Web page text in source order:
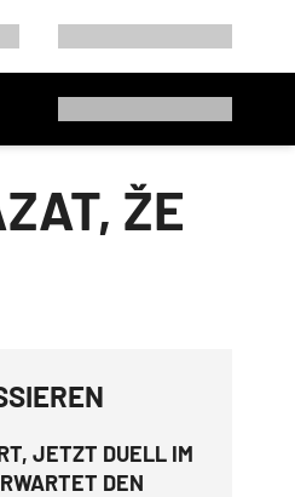
ŽE
JETZT DUELL IM
DEN